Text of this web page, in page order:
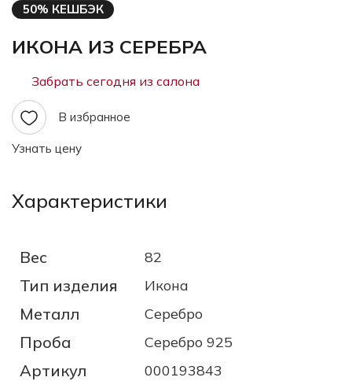
50% КЕШБЭК
ИКОНА ИЗ СЕРЕБРА
Забрать сегодня из салона
В избранное
Узнать цену
Характеристики
Вес 82
Тип изделия Икона
Металл Серебро
Проба Серебро 925
Артикул 000193843